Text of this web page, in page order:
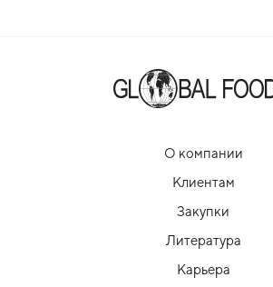
О компании
Клиентам
Закупки
Литература
Карьера